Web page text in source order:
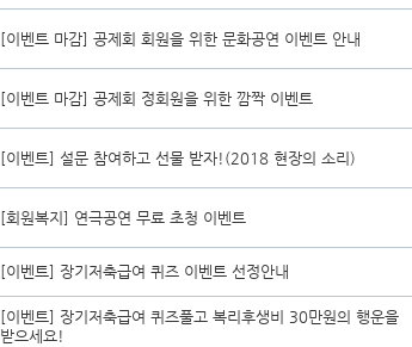
[이벤트 마감] 공제회 회원을 위한 문화공연 이벤트 안내
[이벤트 마감] 공제회 정회원을 위한 깜짝 이벤트
[이벤트] 설문 참여하고 선물 받자!(2018 현장의 소리)
[회원복지] 연극공연 무료 초청 이벤트
[이벤트] 장기저축급여 퀴즈 이벤트 선정안내
[이벤트] 장기저축급여 퀴즈풀고 복리후생비 30만원의 행운을
받으세요!